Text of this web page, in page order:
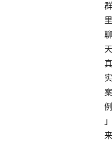
群
里
聊
天
真
实
案
例
」
来